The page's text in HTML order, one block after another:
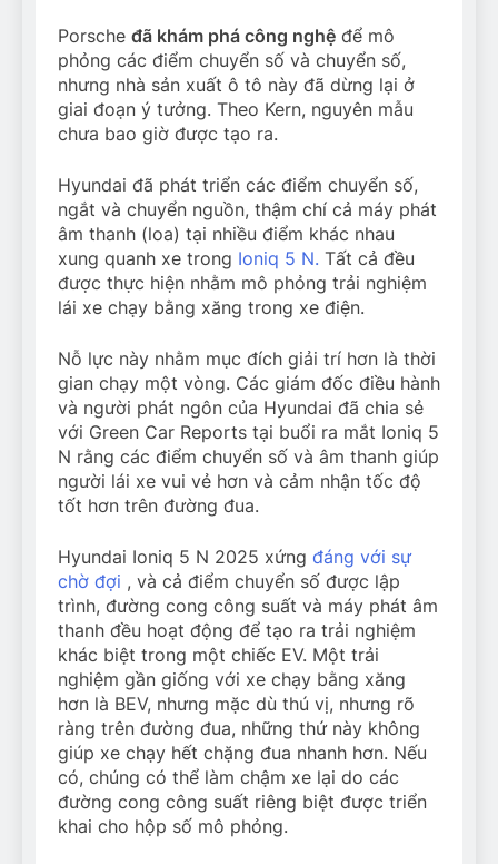
Porsche đã khám phá công nghệ để mô
phỏng các điểm chuyển số và chuyển số,
nhưng nhà sản xuất ô tô này đã dừng lại ở
giai đoạn ý tưởng. Theo Kern, nguyên mẫu
chưa bao giờ được tạo ra.
Hyundai đã phát triển các điểm chuyển số,
ngắt và chuyển nguồn, thậm chí cả máy phát
âm thanh (loa) tại nhiều điểm khác nhau
xung quanh xe trong Ioniq 5 N. Tất cả đều
được thực hiện nhằm mô phỏng trải nghiệm
lái xe chạy bằng xăng trong xe điện.
Nỗ lực này nhằm mục đích giải trí hơn là thời
gian chạy một vòng. Các giám đốc điều hành
và người phát ngôn của Hyundai đã chia sẻ
với Green Car Reports tại buổi ra mắt Ioniq 5
N rằng các điểm chuyển số và âm thanh giúp
người lái xe vui vẻ hơn và cảm nhận tốc độ
tốt hơn trên đường đua.
Hyundai Ioniq 5 N 2025 xứng đáng với sự
chờ đợi , và cả điểm chuyển số được lập
trình, đường cong công suất và máy phát âm
thanh đều hoạt động để tạo ra trải nghiệm
khác biệt trong một chiếc EV. Một trải
nghiệm gần giống với xe chạy bằng xăng
hơn là BEV, nhưng mặc dù thú vị, nhưng rõ
ràng trên đường đua, những thứ này không
giúp xe chạy hết chặng đua nhanh hơn. Nếu
có, chúng có thể làm chậm xe lại do các
đường cong công suất riêng biệt được triển
khai cho hộp số mô phỏng.